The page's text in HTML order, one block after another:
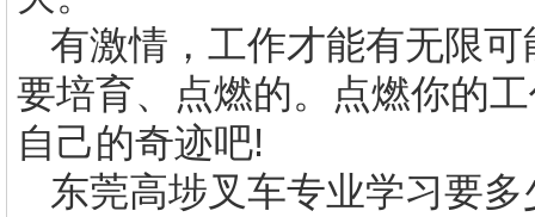
有激情，工作才能有无限
要培育、点燃的。点燃你的
自己的奇迹吧!
东莞高埗叉车专业学习要多